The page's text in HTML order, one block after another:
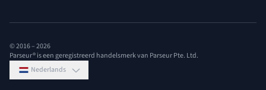
© 2016 –2026
Parseur® is een geregistreerd handelsmerk van Parseur Pte. Ltd.
Nederlands